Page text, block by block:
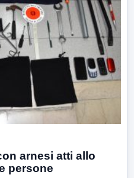
arnesi atti allo
persone